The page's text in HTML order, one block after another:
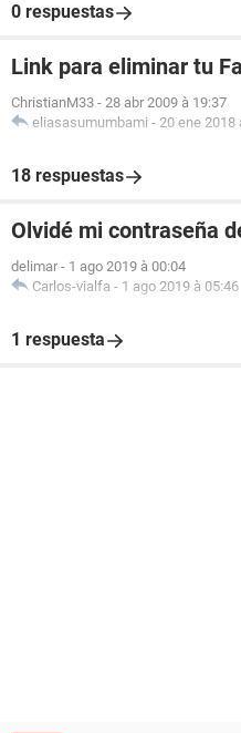
0 respuestas
Link para eliminar tu
ChristianM33 - 28 abr 2009 à 19:37
eliasasumumbami - 20 ene 2018
18 respuestas
Olvidé mi contraseña
delimar - 1 ago 2019 à 00:04
Carlos-vialfa - 1 ago 2019 à 05:46
1 respuesta